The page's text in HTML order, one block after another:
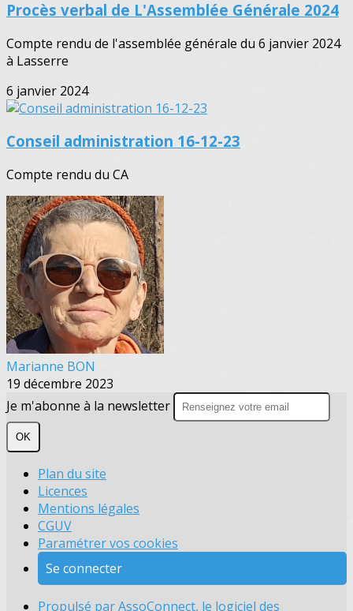
Procès verbal de L'Assemblée Générale 2024
Compte rendu de l'assemblée générale du 6 janvier 2024
à Lasserre
6 janvier 2024
Conseil administration 16-12-23
Compte rendu du CA
Marianne BON
19 décembre 2023
Je m'abonne à la newsletter
OK
Plan du site
Licences
Mentions légales
CGUV
Paramétrer vos cookies
Se connecter
Propulsé par AssoConnect, le logiciel des